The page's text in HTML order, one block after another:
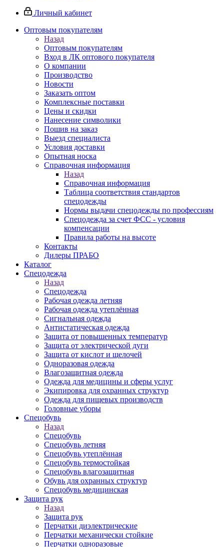
Личный кабинет
Оптовым покупателям
Назад
Оптовым покупателям
Вход в ЛК оптового покупателя
О компании
Производство
Новости
Заказать оптом
Комплексные поставки
Цены и скидки
Нанесение символики
Пошив на заказ
Выезд специалиста
Условия доставки
Опытная носка
Справочная информация
Назад
Справочная информация
Таблица соответствия стандартов
спецодежды
Нормы выдачи спецодежды по профессиям
Спецодежда за счет ФСС - условия
компенсации
Правила работы на высоте
Контакты
Дилеры ПРАБО
Каталог
Спецодежда
Назад
Спецодежда
Рабочая одежда летняя
Рабочая одежда утеплённая
Сигнальная одежда
Антистатическая одежда
Защита от повышенных температур
Защита от электрической дуги
Защита от кислот и щелочей
Одноразовая одежда
Влагозащитная одежда
Одежда для медицины и сферы услуг
Экипировка для охранных структур
Одежда для пищевых производств
Головные уборы
Спецобувь
Назад
Спецобувь
Спецобувь летняя
Спецобувь утеплённая
Спецобувь термостойкая
Спецобувь влагозащитная
Обувь для охранных структур
Спецобувь медицинская
Защита рук
Назад
Защита рук
Перчатки диэлектрические
Перчатки механически стойкие
Перчатки одноразовые